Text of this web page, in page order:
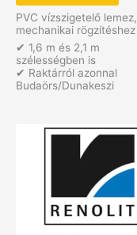
PVC vízszigetelő lemez,
mechanikai rögzítéshez
✔ 1,6 m és 2,1 m
szélességben is
✔ Raktárról azonnal
Budaörs/Dunakeszi